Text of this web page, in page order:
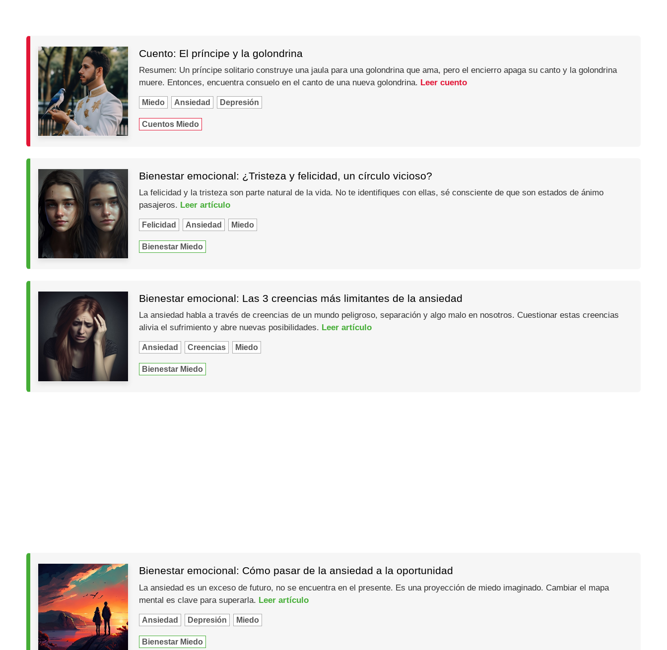
Cuento: El príncipe y la golondrina
Resumen: Un príncipe solitario construye una jaula para una golondrina que ama, pero el encierro apaga su canto y la golondrina
muere. Entonces, encuentra consuelo en el canto de una nueva golondrina. Leer cuento
Miedo Ansiedad Depresión
Cuentos Miedo
Bienestar emocional: ¿Tristeza y felicidad, un círculo vicioso?
La felicidad y la tristeza son parte natural de la vida. No te identifiques con ellas, sé consciente de que son estados de ánimo
pasajeros. Leer artículo
Felicidad Ansiedad Miedo
Bienestar Miedo
Bienestar emocional: Las 3 creencias más limitantes de la ansiedad
La ansiedad habla a través de creencias de un mundo peligroso, separación y algo malo en nosotros. Cuestionar estas creencias
alivia el sufrimiento y abre nuevas posibilidades. Leer artículo
Ansiedad Creencias Miedo
Bienestar Miedo
Bienestar emocional: Cómo pasar de la ansiedad a la oportunidad
La ansiedad es un exceso de futuro, no se encuentra en el presente. Es una proyección de miedo imaginado. Cambiar el mapa
mental es clave para superarla. Leer artículo
Ansiedad Depresión Miedo
Bienestar Miedo